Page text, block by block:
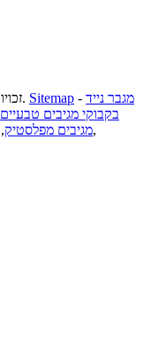
© זכויות יוצרים - 2010-2023: כל הזכויות שמורות. Sitemap - מגבר נייד
בקבוקי מגיבים טבעיים
מגיבים מפלסטיק, ,